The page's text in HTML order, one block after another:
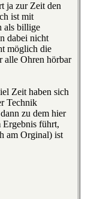
ja zur Zeit den
ist mit
als billige
dabei nicht
möglich die
alle Ohren hörbar
Zeit haben sich
Technik
zu dem hier
Ergebnis führt,
am Orginal) ist